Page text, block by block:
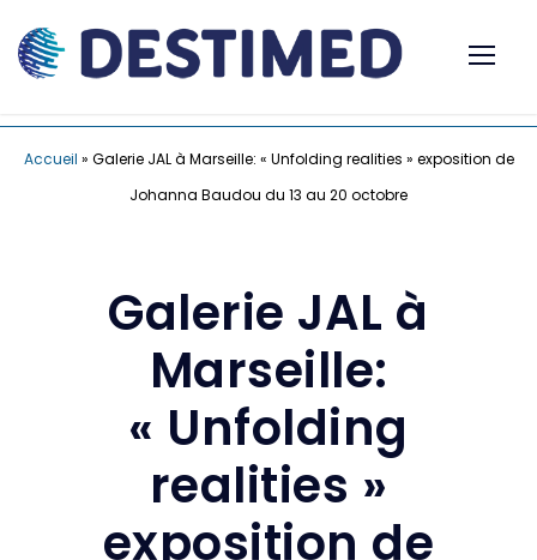
Accueil » Galerie JAL à Marseille: « Unfolding realities » exposition de
Johanna Baudou du 13 au 20 octobre
Galerie JAL à
Marseille:
« Unfolding
realities »
exposition de